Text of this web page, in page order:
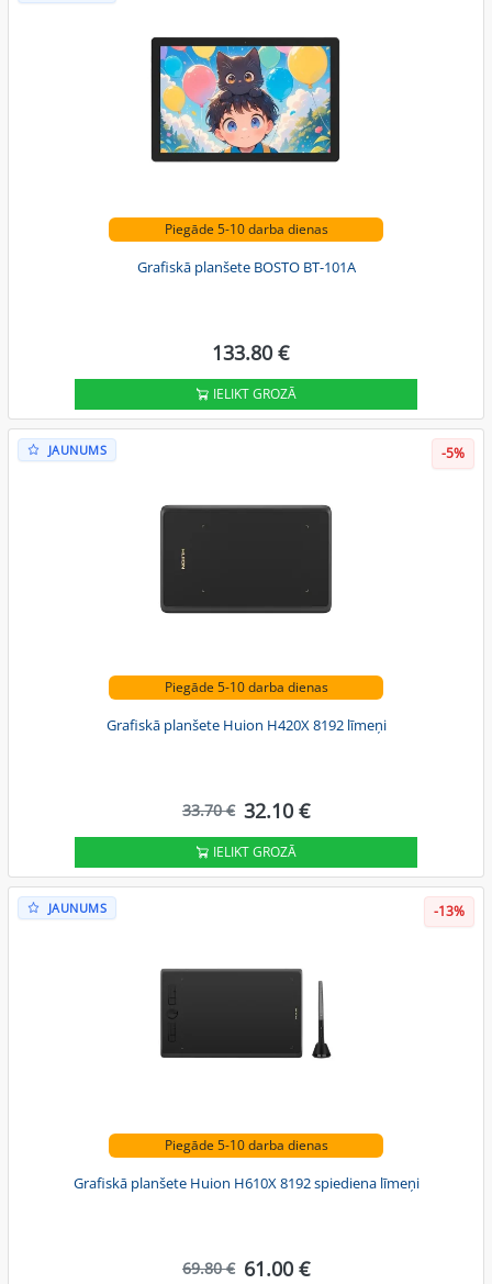
Piegāde 5-10 darba dienas
Grafiskā planšete BOSTO BT-101A
133.80 €
IELIKT GROZĀ
JAUNUMS -5%
Piegāde 5-10 darba dienas
Grafiskā planšete Huion H420X 8192 līmeņi
33.70 € 32.10 €
IELIKT GROZĀ
JAUNUMS -13%
Piegāde 5-10 darba dienas
Grafiskā planšete Huion H610X 8192 spiediena līmeņi
69.80 € 61.00 €